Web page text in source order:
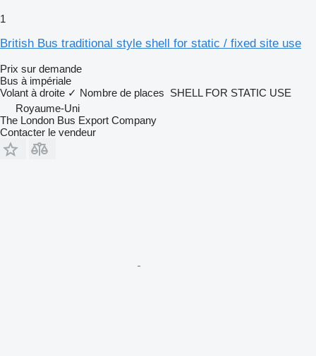
1
British Bus traditional style shell for static / fixed site use
Prix sur demande
Bus à impériale
Volant à droite ✓ Nombre de places SHELL FOR STATIC USE
Royaume-Uni
The London Bus Export Company
Contacter le vendeur